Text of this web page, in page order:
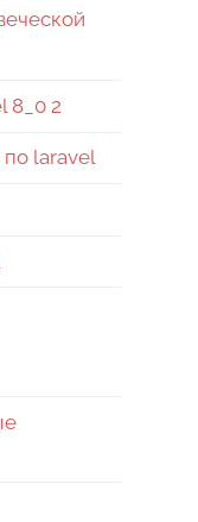
8_0 2
по laravel